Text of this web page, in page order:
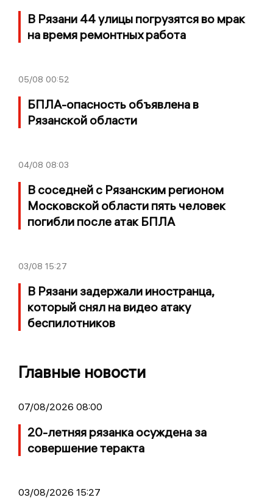
В Рязани 44 улицы погрузятся во мрак
на время ремонтных работа
05/08 00:52
БПЛА-опасность объявлена в
Рязанской области
04/08 08:03
В соседней с Рязанским регионом
Московской области пять человек
погибли после атак БПЛА
03/08 15:27
В Рязани задержали иностранца,
который снял на видео атаку
беспилотников
Главные новости
07/08/2026 08:00
20-летняя рязанка осуждена за
совершение теракта
03/08/2026 15:27